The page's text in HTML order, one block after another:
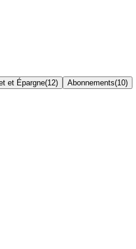
et Épargne(12) Abonnements(10)